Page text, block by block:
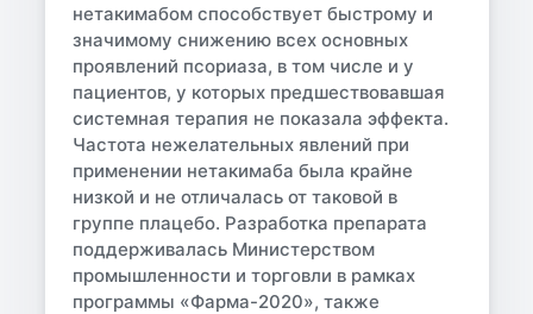
нетакимабом способствует быстрому и
значимому снижению всех основных
проявлений псориаза, в том числе и у
пациентов, у которых предшествовавшая
системная терапия не показала эффекта.
Частота нежелательных явлений при
применении нетакимаба была крайне
низкой и не отличалась от таковой в
группе плацебо. Разработка препарата
поддерживалась Министерством
промышленности и торговли в рамках
программы «Фарма-2020», также